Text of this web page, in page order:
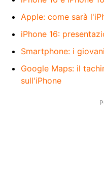
Apple: come sarà
iPhone 16:
Smartphone: i
Google Maps: il
sull'iPhone